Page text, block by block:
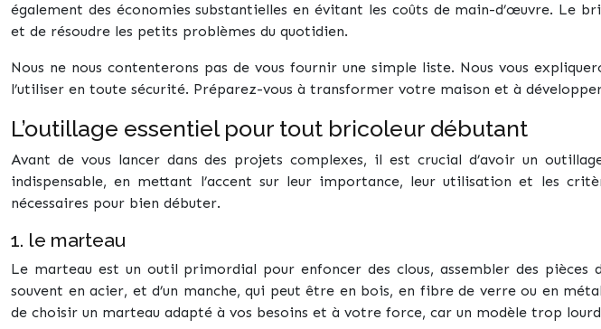
également des économies substantielles en évitant les coûts de main-d’œuvre. Le
et de résoudre les petits problèmes du quotidien.
Nous ne nous contenterons pas de vous fournir une simple liste. Nous vous
l’utiliser en toute sécurité. Préparez-vous à transformer votre maison et à
L’outillage essentiel pour tout bricoleur débutant
Avant de vous lancer dans des projets complexes, il est crucial d’avoir un
indispensable, en mettant l’accent sur leur importance, leur utilisation et les
nécessaires pour bien débuter.
1. le marteau
Le marteau est un outil primordial pour enfoncer des clous, assembler des
souvent en acier, et d’un manche, qui peut être en bois, en fibre de verre ou en
de choisir un marteau adapté à vos besoins et à votre force, car un modèle trop